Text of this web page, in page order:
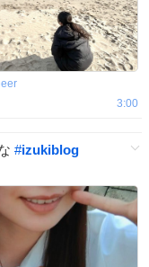
3:00
#izukiblog